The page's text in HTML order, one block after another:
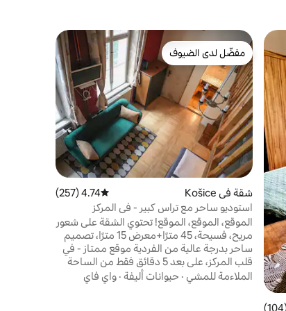
104 مراجعات
مفضّل لدى الضيوف
مفضّل لدى الضيوف
شقة في Košice متوسط التقييم 4.74 من 5، 257 مراجعات
4.74 (257)
استوديو ساحر مع تراس كبير - في المركز
الموقع، الموقع، الموقع! تحتوي الشقة على شعور
مريح، فسيحة، 45 مترًا+معرض 15 مترًا، تصميم
ساحر بدرجة عالية من الفردية موقع ممتاز - في
قلب المركز، على بعد 5 دقائق فقط من الساحة
الرئيسية في مبنى تاريخي (موقع تراث وطني)،في
الطابق الأول غرفة معيشة فسيحة بسرير مزدوج،
الملاءمة للمشي · حيوانات أليفة · واي فاي